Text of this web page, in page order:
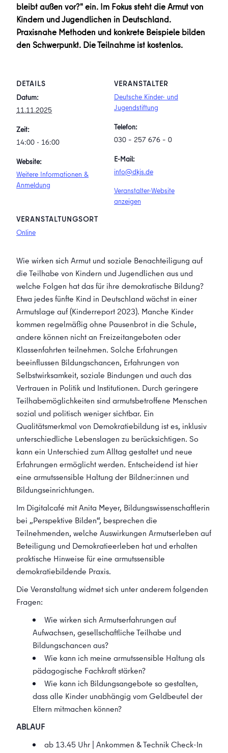
bleibt außen vor?" ein. Im Fokus steht die Armut von
Kindern und Jugendlichen in Deutschland.
Praxisnahe Methoden und konkrete Beispiele bilden
den Schwerpunkt. Die Teilnahme ist kostenlos.
DETAILS
Datum:
11.11.2025
Zeit:
14:00 - 16:00
Website:
Weitere Informationen &
Anmeldung
VERANSTALTUNGSORT
Online
VERANSTALTER
Deutsche Kinder- und
Jugendstiftung
Telefon:
030 – 257 676 – 0
E-Mail:
info@dkjs.de
Veranstalter-Website
anzeigen
Wie wirken sich Armut und soziale Benachteiligung auf
die Teilhabe von Kindern und Jugendlichen aus und
welche Folgen hat das für ihre demokratische Bildung?
Etwa jedes fünfte Kind in Deutschland wächst in einer
Armutslage auf (Kinderreport 2023). Manche Kinder
kommen regelmäßig ohne Pausenbrot in die Schule,
andere können nicht an Freizeitangeboten oder
Klassenfahrten teilnehmen. Solche Erfahrungen
beeinflussen Bildungschancen, Erfahrungen von
Selbstwirksamkeit, soziale Bindungen und auch das
Vertrauen in Politik und Institutionen. Durch geringere
Teilhabemöglichkeiten sind armutsbetroffene Menschen
sozial und politisch weniger sichtbar. Ein
Qualitätsmerkmal von Demokratiebildung ist es, inklusiv
unterschiedliche Lebenslagen zu berücksichtigen. So
kann ein Unterschied zum Alltag gestaltet und neue
Erfahrungen ermöglicht werden. Entscheidend ist hier
eine armutssensible Haltung der Bildner:innen und
Bildungseinrichtungen.
Im Digitalcafé mit Anita Meyer, Bildungswissenschaftlerin
bei „Perspektive Bilden“, besprechen die
Teilnehmenden, welche Auswirkungen Armutserleben auf
Beteiligung und Demokratieerleben hat und erhalten
praktische Hinweise für eine armutssensible
demokratiebildende Praxis.
Die Veranstaltung widmet sich unter anderem folgenden
Fragen:
Wie wirken sich Armutserfahrungen auf
Aufwachsen, gesellschaftliche Teilhabe und
Bildungschancen aus?
Wie kann ich meine armutssensible Haltung als
pädagogische Fachkraft stärken?
Wie kann ich Bildungsangebote so gestalten,
dass alle Kinder unabhängig vom Geldbeutel der
Eltern mitmachen können?
ABLAUF
ab 13.45 Uhr | Ankommen & Technik Check-In